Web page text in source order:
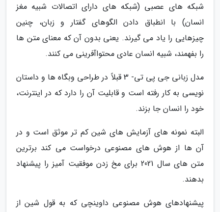
شبکه های عصبی (شبکه های دارای اتصالات شبیه مغز
انسان) با انطباق دادن الگوهای گفتار و زبان، چنین
چیزهایی را یاد می گیرند. یعنی بدون آن که معنای متن ها
را بفهمند، شبیه انسان عادی محتواآفرینی می کنند.
مدل زبانی جی پی تی- 3 قبلاً در طراحی وبگاه ها و داستان
نویسی به کار رفته است و قابلیت آن را دارد که در اینترنت،
خود را انسان جا بزند.
البته نمونه های آزمایش های شین کم تر موثق است و در
آن ها از هوش های مصنوعی درخواست می کند برترین
متن های سال 2021 برای مخ زدن موفقیت آمیز را پیشنهاد
بدهند.
پیشنهادهای هوش مصنوعی داوینچی که به قول شین از